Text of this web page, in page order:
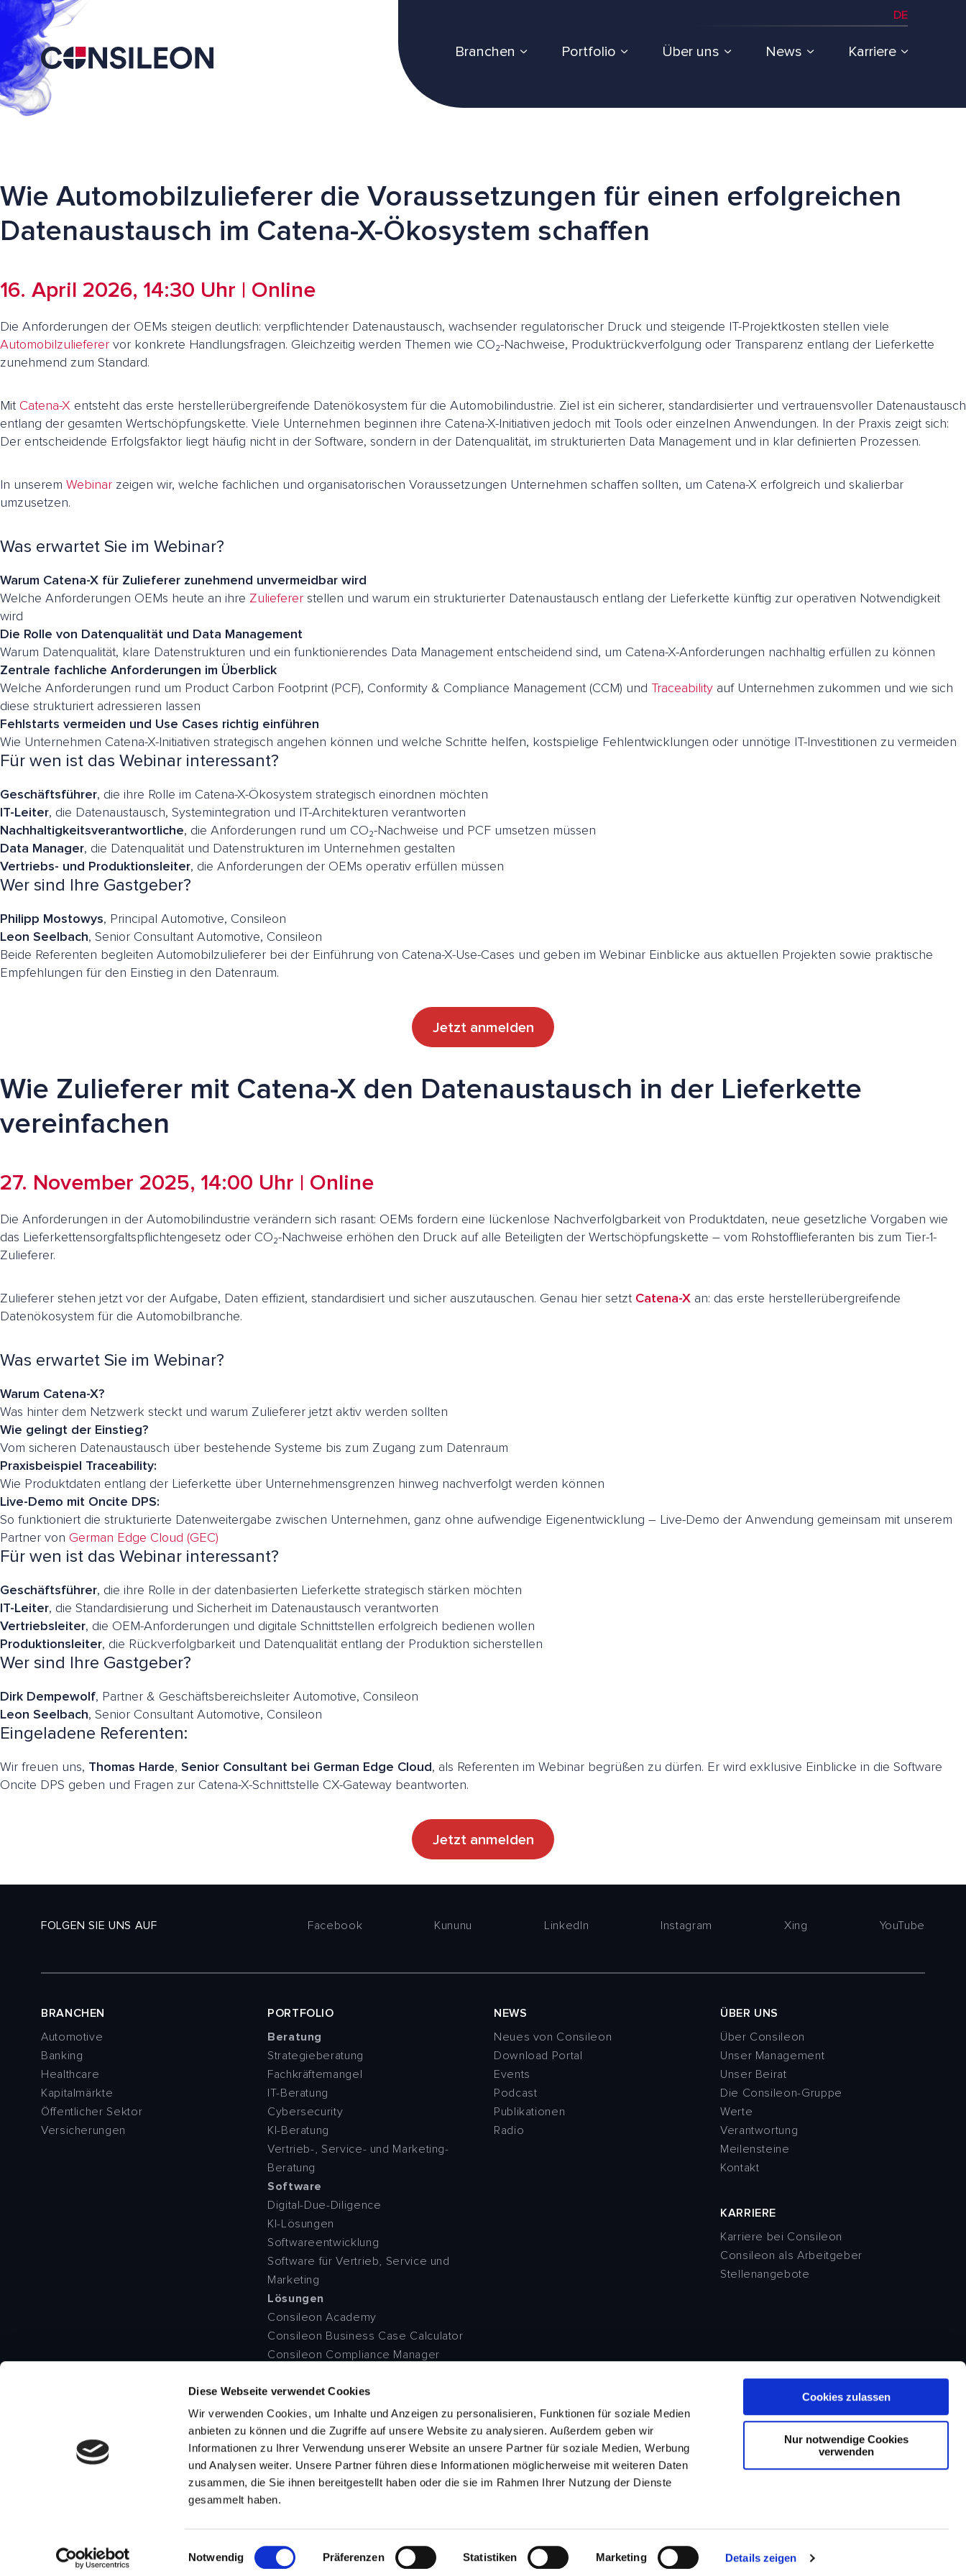
Diese Webseite verwendet Cookies
Wir verwenden Cookies, um Inhalte und Anzeigen zu personalisieren, Funktionen für soziale Medien
anbieten zu können und die Zugriffe auf unsere Website zu analysieren. Außerdem geben wir
Informationen zu Ihrer Verwendung unserer Website an unsere Partner für soziale Medien, Werbung
und Analysen weiter. Unsere Partner führen diese Informationen möglicherweise mit weiteren Daten
zusammen, die Sie ihnen bereitgestellt haben oder die sie im Rahmen Ihrer Nutzung der Dienste
gesammelt haben.
Einwilligungsauswahl
Notwendig Präferenzen Statistiken Marketing Details zeigen
Cookies zulassen
Nur notwendige Cookies
verwenden
DE
Branchen Portfolio Über uns News Karriere
Wie Automobilzulieferer die Voraussetzungen für einen erfolgreichen
Datenaustausch im Catena-X-Ökosystem schaffen
16. April 2026, 14:30 Uhr | Online
Die Anforderungen der OEMs steigen deutlich: verpflichtender Datenaustausch, wachsender regulatorischer Druck und steigende IT-Projektkosten stellen viele
Automobilzulieferer vor konkrete Handlungsfragen. Gleichzeitig werden Themen wie CO₂-Nachweise, Produktrückverfolgung oder Transparenz entlang der Lieferkette
zunehmend zum Standard.
Mit Catena-X entsteht das erste herstellerübergreifende Datenökosystem für die Automobilindustrie. Ziel ist ein sicherer, standardisierter und vertrauensvoller Datenaustausch
entlang der gesamten Wertschöpfungskette. Viele Unternehmen beginnen ihre Catena-X-Initiativen jedoch mit Tools oder einzelnen Anwendungen. In der Praxis zeigt sich:
Der entscheidende Erfolgsfaktor liegt häufig nicht in der Software, sondern in der Datenqualität, im strukturierten Data Management und in klar definierten Prozessen.
In unserem Webinar zeigen wir, welche fachlichen und organisatorischen Voraussetzungen Unternehmen schaffen sollten, um Catena-X erfolgreich und skalierbar
umzusetzen.
Was erwartet Sie im Webinar?
Warum Catena-X für Zulieferer zunehmend unvermeidbar wird
Welche Anforderungen OEMs heute an ihre Zulieferer stellen und warum ein strukturierter Datenaustausch entlang der Lieferkette künftig zur operativen Notwendigkeit
wird
Die Rolle von Datenqualität und Data Management
Warum Datenqualität, klare Datenstrukturen und ein funktionierendes Data Management entscheidend sind, um Catena-X-Anforderungen nachhaltig erfüllen zu können
Zentrale fachliche Anforderungen im Überblick
Welche Anforderungen rund um Product Carbon Footprint (PCF), Conformity & Compliance Management (CCM) und Traceability auf Unternehmen zukommen und wie sich
diese strukturiert adressieren lassen
Fehlstarts vermeiden und Use Cases richtig einführen
Wie Unternehmen Catena-X-Initiativen strategisch angehen können und welche Schritte helfen, kostspielige Fehlentwicklungen oder unnötige IT-Investitionen zu vermeiden
Für wen ist das Webinar interessant?
Geschäftsführer, die ihre Rolle im Catena-X-Ökosystem strategisch einordnen möchten
IT-Leiter, die Datenaustausch, Systemintegration und IT-Architekturen verantworten
Nachhaltigkeitsverantwortliche, die Anforderungen rund um CO₂-Nachweise und PCF umsetzen müssen
Data Manager, die Datenqualität und Datenstrukturen im Unternehmen gestalten
Vertriebs- und Produktionsleiter, die Anforderungen der OEMs operativ erfüllen müssen
Wer sind Ihre Gastgeber?
Philipp Mostowys, Principal Automotive, Consileon
Leon Seelbach, Senior Consultant Automotive, Consileon
Beide Referenten begleiten Automobilzulieferer bei der Einführung von Catena-X-Use-Cases und geben im Webinar Einblicke aus aktuellen Projekten sowie praktische
Empfehlungen für den Einstieg in den Datenraum.
Jetzt anmelden
Wie Zulieferer mit Catena-X den Datenaustausch in der Lieferkette
vereinfachen
27. November 2025, 14:00 Uhr | Online
Die Anforderungen in der Automobilindustrie verändern sich rasant: OEMs fordern eine lückenlose Nachverfolgbarkeit von Produktdaten, neue gesetzliche Vorgaben wie
das Lieferkettensorgfaltspflichtengesetz oder CO₂-Nachweise erhöhen den Druck auf alle Beteiligten der Wertschöpfungskette – vom Rohstofflieferanten bis zum Tier-1-
Zulieferer.
Zulieferer stehen jetzt vor der Aufgabe, Daten effizient, standardisiert und sicher auszutauschen. Genau hier setzt Catena-X an: das erste herstellerübergreifende
Datenökosystem für die Automobilbranche.
Was erwartet Sie im Webinar?
Warum Catena-X?
Was hinter dem Netzwerk steckt und warum Zulieferer jetzt aktiv werden sollten
Wie gelingt der Einstieg?
Vom sicheren Datenaustausch über bestehende Systeme bis zum Zugang zum Datenraum
Praxisbeispiel Traceability:
Wie Produktdaten entlang der Lieferkette über Unternehmensgrenzen hinweg nachverfolgt werden können
Live-Demo mit Oncite DPS:
So funktioniert die strukturierte Datenweitergabe zwischen Unternehmen, ganz ohne aufwendige Eigenentwicklung – Live-Demo der Anwendung gemeinsam mit unserem
Partner von German Edge Cloud (GEC)
Für wen ist das Webinar interessant?
Geschäftsführer, die ihre Rolle in der datenbasierten Lieferkette strategisch stärken möchten
IT-Leiter, die Standardisierung und Sicherheit im Datenaustausch verantworten
Vertriebsleiter, die OEM-Anforderungen und digitale Schnittstellen erfolgreich bedienen wollen
Produktionsleiter, die Rückverfolgbarkeit und Datenqualität entlang der Produktion sicherstellen
Wer sind Ihre Gastgeber?
Dirk Dempewolf, Partner & Geschäftsbereichsleiter Automotive, Consileon
Leon Seelbach, Senior Consultant Automotive, Consileon
Eingeladene Referenten:
Wir freuen uns, Thomas Harde, Senior Consultant bei German Edge Cloud, als Referenten im Webinar begrüßen zu dürfen. Er wird exklusive Einblicke in die Software
Oncite DPS geben und Fragen zur Catena-X-Schnittstelle CX-Gateway beantworten.
Jetzt anmelden
FOLGEN SIE UNS AUF Facebook Kununu LinkedIn Instagram Xing YouTube
BRANCHEN
Automotive
Banking
Healthcare
Kapitalmärkte
Öffentlicher Sektor
Versicherungen
PORTFOLIO
Beratung
Strategieberatung
Fachkräftemangel
IT-Beratung
Cybersecurity
KI-Beratung
Vertrieb-, Service- und Marketing-
Beratung
Software
Digital-Due-Diligence
KI-Lösungen
Softwareentwicklung
Software für Vertrieb, Service und
Marketing
Lösungen
Consileon Academy
Consileon Business Case Calculator
Consileon Compliance Manager
Consileon Planning Poker
Lighthouz AI
MyPersonalGPT
Q-SOFT
SAP FICO
SWIFT-CSCF-Assessment
NEWS
Neues von Consileon
Download Portal
Events
Podcast
Publikationen
Radio
ÜBER UNS
Über Consileon
Unser Management
Unser Beirat
Die Consileon-Gruppe
Werte
Verantwortung
Meilensteine
Kontakt
KARRIERE
Karriere bei Consileon
Consileon als Arbeitgeber
Stellenangebote
Datenschutzerklärung Datenschutzinformationen Impressum